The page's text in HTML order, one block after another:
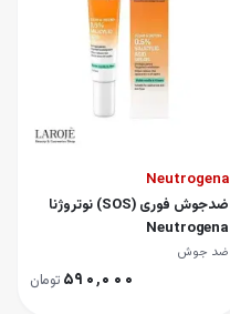
Neutrogena
ضدجوش فوری (SOS) نوتروژنا
Neutrogena
ضد جوش
۵۹۰٬۰۰۰ تومان